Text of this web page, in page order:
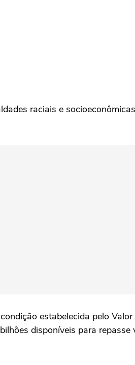
raciais e
estabelecida pelo
disponíveis para repasse